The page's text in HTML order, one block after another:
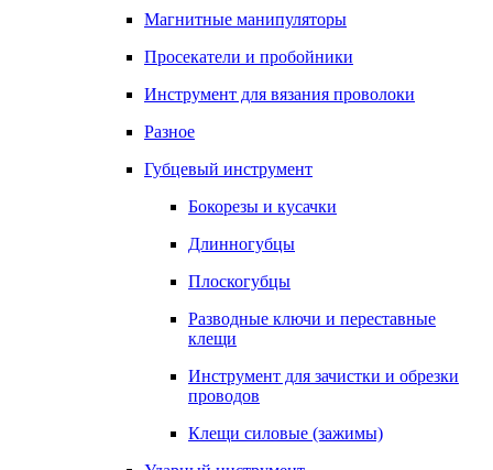
Магнитные манипуляторы
Просекатели и пробойники
Инструмент для вязания проволоки
Разное
Губцевый инструмент
Бокорезы и кусачки
Длинногубцы
Плоскогубцы
Разводные ключи и переставные
клещи
Инструмент для зачистки и обрезки
проводов
Клещи силовые (зажимы)